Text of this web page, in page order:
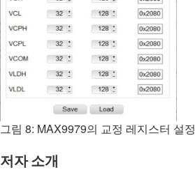
그림 8: MAX9979의 교정 레지스터 설정
저자 소개